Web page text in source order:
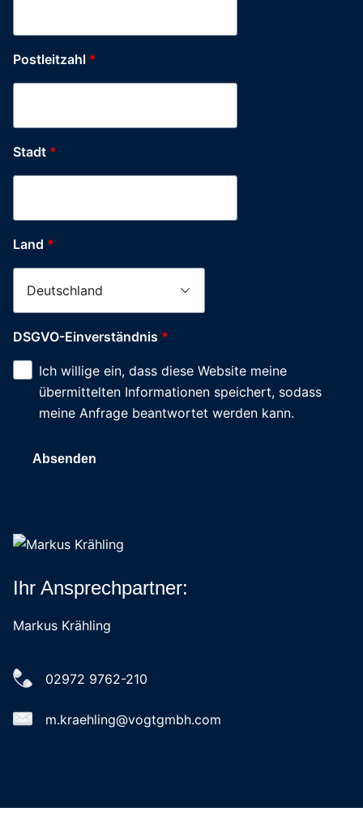
Postleitzahl *
Stadt *
Land *
DSGVO-Einverständnis *
Ich willige ein, dass diese Website meine
übermittelten Informationen speichert, sodass
meine Anfrage beantwortet werden kann.
Absenden
Ihr Ansprechpartner:
Markus Krähling
02972 9762-210
m.kraehling@vogtgmbh.com